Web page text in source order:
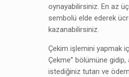
oynayabilirsiniz. En az
sembolü elde ederek
kazanabilirsiniz.
Çekim işlemini yapmak
Çekme” bölümüne gidip,
istediğiniz tutarı ve